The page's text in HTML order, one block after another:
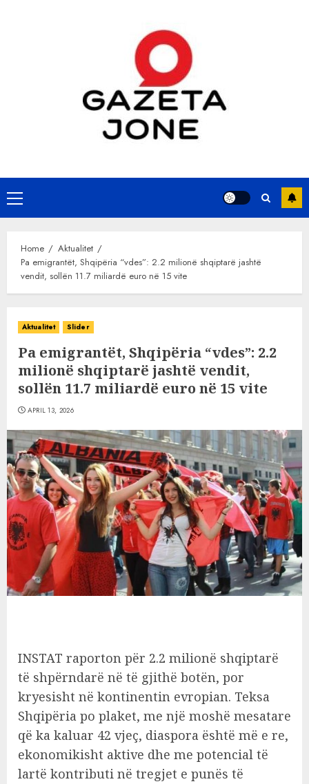
Primary
Menu
Home
Aktualitet
Pa emigrantët, Shqipëria “vdes”: 2.2 milionë shqiptarë jashtë
vendit, sollën 11.7 miliardë euro në 15 vite
Aktualitet Slider
Pa emigrantët, Shqipëria “vdes”: 2.2
milionë shqiptarë jashtë vendit,
sollën 11.7 miliardë euro në 15 vite
APRIL 13, 2026
INSTAT raporton për 2.2 milionë shqiptarë
të shpërndarë në të gjithë botën, por
kryesisht në kontinentin evropian. Teksa
Shqipëria po plaket, me një moshë mesatare
që ka kaluar 42 vjeç, diaspora është më e re,
ekonomikisht aktive dhe me potencial të
lartë kontributi në tregjet e punës të